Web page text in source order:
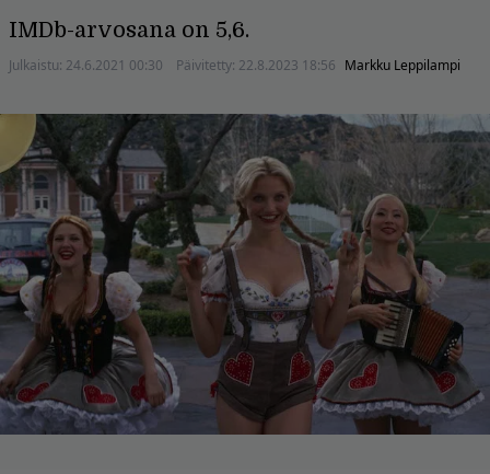
IMDb-arvosana on 5,6.
Julkaistu: 24.6.2021 00:30 Päivitetty: 22.8.2023 18:56 Markku Leppilampi